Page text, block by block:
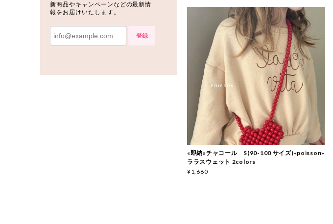
«即納»チャコール S(90-100 サイズ)«poisson»
ララスウェット 2colors
¥1,680
新商品やキャンペーンなどの最新情
報をお届けいたします。
登録